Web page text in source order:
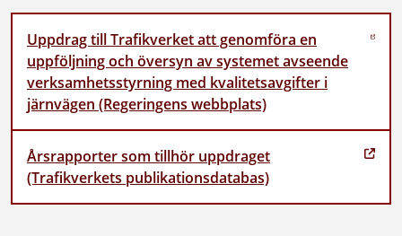
Uppdrag till Trafikverket att genomföra en
uppföljning och översyn av systemet avseende
verksamhetsstyrning med kvalitetsavgifter i
järnvägen (Regeringens webbplats)
Årsrapporter som tillhör uppdraget
(Trafikverkets publikationsdatabas)